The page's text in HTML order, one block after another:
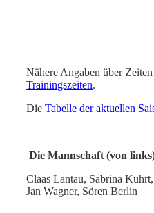
Nähere Angaben über
Trainingszeiten.
Die Tabelle der aktuellen
Die Mannschaft (von
Claas Lantau, Sabrina
Jan Wagner, Sören Berlin